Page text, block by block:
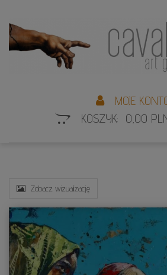
MOJE
KOSZYK: 0,00
Zobacz wizualizację